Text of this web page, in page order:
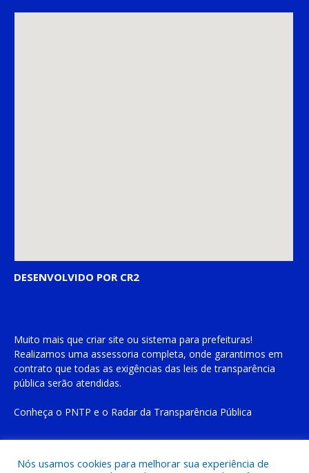
DESENVOLVIDO POR CR2
Muito mais que criar site ou sistema para prefeituras!
Realizamos uma assessoria completa, onde garantimos em
contrato que todas as exigências das leis de transparência
pública serão atendidas.
Conheça o PNTP e o Radar da Transparência Pública
Nós usamos cookies para melhorar sua experiência de